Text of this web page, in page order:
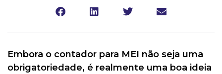
Embora o contador para MEI não seja uma
obrigatoriedade, é realmente uma boa ideia